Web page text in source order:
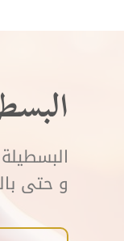
و حتى